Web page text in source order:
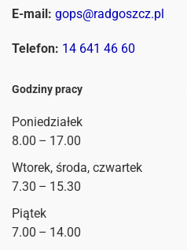
E-mail: gops@radgoszcz.pl
Telefon: 14 641 46 60
Godziny pracy
Poniedziałek
8.00 – 17.00
Wtorek, środa, czwartek
7.30 – 15.30
Piątek
7.00 – 14.00